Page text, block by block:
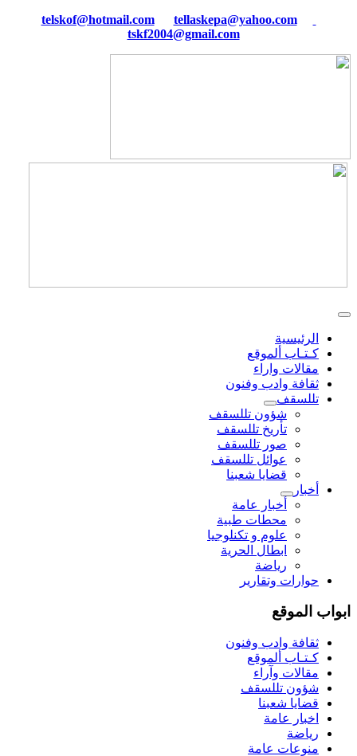
tellaskepa@yahoo.com
tskf2004@gmail.com
الرئيسية
كـتـاب ألموقع
مقالات واراء
ثقافة وادب وفنون
تللسقف
شؤون تللسقف
تأريخ تللسقف
صور تللسقف
عوائل تللسقف
قضايا شعبنا
أخبار
أخبار عامة
محطات طبية
علوم و تکنلوجیا
ابطال الحرية
رياضة
حوارات وتقارير
ابواب الموقع
ثقافة وادب وفنون
كـتـاب ألموقع
مقالات وآراء
شؤون تللسقف
قضايا شعبنا
اخبار عامة
رياضة
منوعات عامة